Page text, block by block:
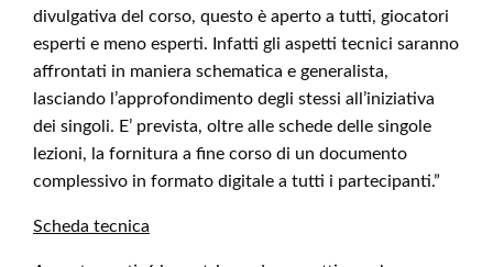
divulgativa del corso, questo è aperto a tutti, giocatori
esperti e meno esperti. Infatti gli aspetti tecnici saranno
affrontati in maniera schematica e generalista,
lasciando l’approfondimento degli stessi all’iniziativa
dei singoli. E’ prevista, oltre alle schede delle singole
lezioni, la fornitura a fine corso di un documento
complessivo in formato digitale a tutti i partecipanti.”
Scheda tecnica